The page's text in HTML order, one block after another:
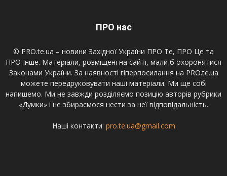
ПРО нас
© PRO.te.ua – новини Західної України ПРО Те, ПРО Це та
ПРО Інше. Матеріали, розміщені на сайті, мали б охоронятися
Законами України. За наявності гіперпосилання на PRO.te.ua
можете передруковувати наші матеріали. Ми ще собі
напишемо. Ми не завжди розділяємо позицію авторів рубрики
«Думки» і не збираємося нести за неї відповідальність.
Наші контакти: pro.te.ua@gmail.com